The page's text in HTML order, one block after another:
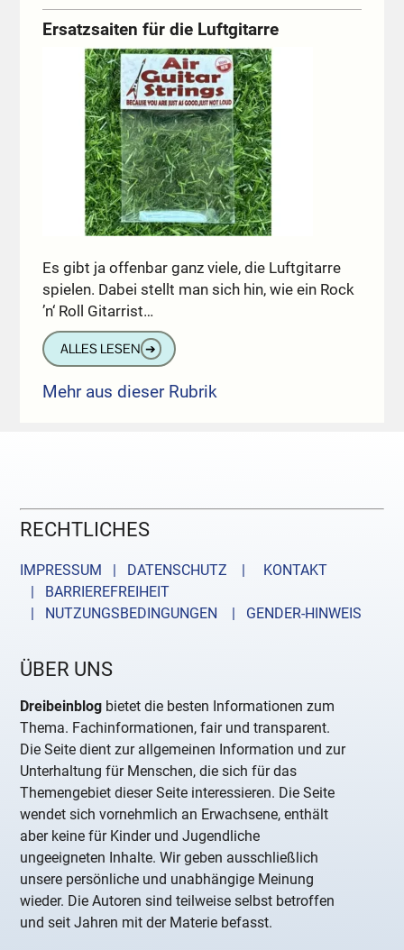
Ersatzsaiten für die Luftgitarre
Es gibt ja offenbar ganz viele, die Luftgitarre
spielen. Dabei stellt man sich hin, wie ein Rock
’n‘ Roll Gitarrist…
ALLES LESEN ➔
Mehr aus dieser Rubrik
RECHTLICHES
IMPRESSUM | DATENSCHUTZ |
KONTAKT
| BARRIEREFREIHEIT
| NUTZUNGSBEDINGUNGEN
| GENDER-HINWEIS
ÜBER UNS
Dreibeinblog bietet die besten Informationen zum
Thema. Fachinformationen, fair und transparent.
Die Seite dient zur allgemeinen Information und zur
Unterhaltung für Menschen, die sich für das
Themengebiet dieser Seite interessieren. Die Seite
wendet sich vornehmlich an Erwachsene, enthält
aber keine für Kinder und Jugendliche
ungeeigneten Inhalte. Wir geben ausschließlich
unsere persönliche und unabhängige Meinung
wieder. Die Autoren sind teilweise selbst betroffen
und seit Jahren mit der Materie befasst.